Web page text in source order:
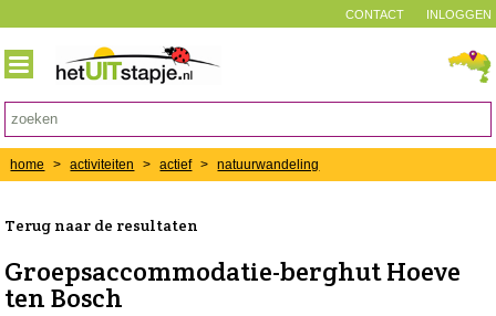
INLOGGEN
CONTACT
home > activiteiten > actief > natuurwandeling
Terug naar de resultaten
Groepsaccommodatie-berghut Hoeve
ten Bosch